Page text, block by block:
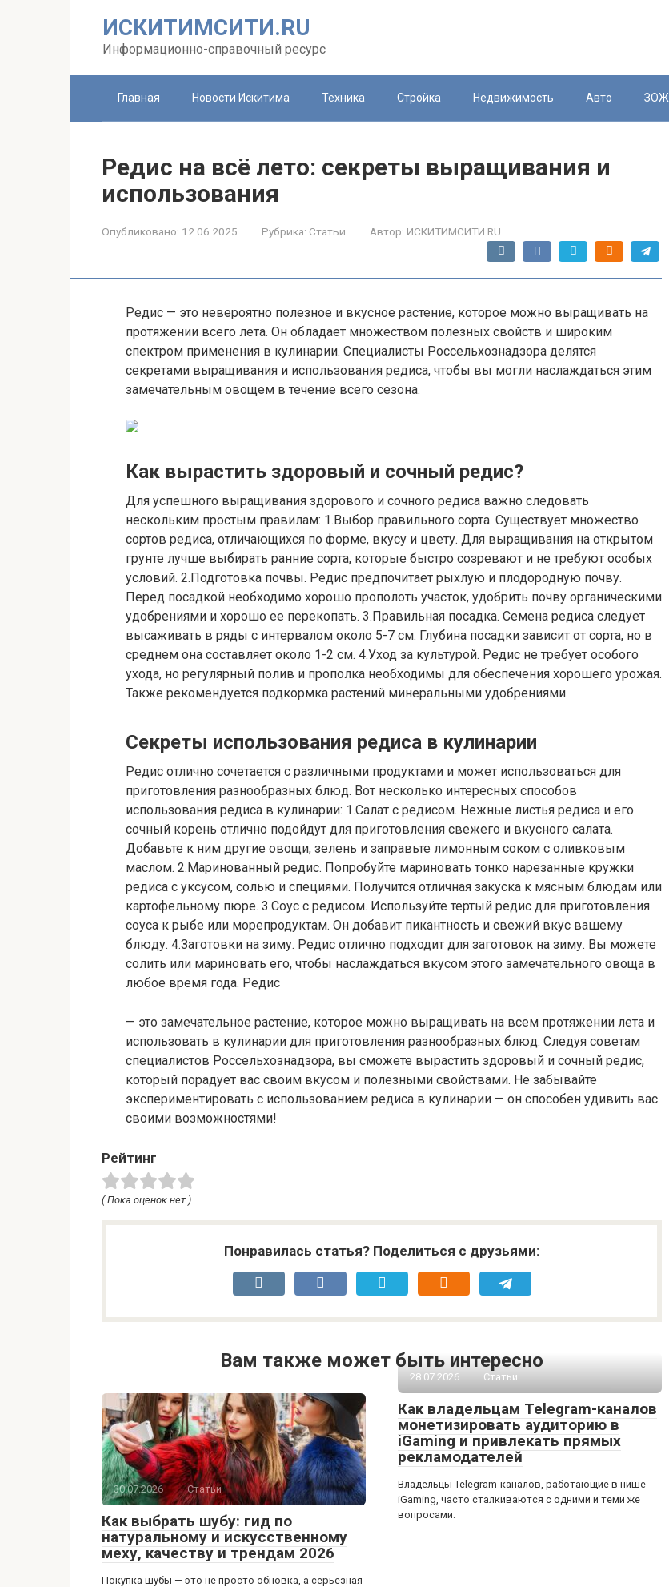
ИСКИТИМСИТИ.RU
Информационно-справочный ресурс
Главная Новости Искитима Техника Стройка Недвижимость Авто ЗОЖ
Редис на всё лето: секреты выращивания и
использования
Опубликовано: 12.06.2025 Рубрика: Статьи Автор: ИСКИТИМСИТИ.RU
Редис — это невероятно полезное и вкусное растение, которое можно выращивать на
протяжении всего лета. Он обладает множеством полезных свойств и широким
спектром применения в кулинарии. Специалисты Россельхознадзора делятся
секретами выращивания и использования редиса, чтобы вы могли наслаждаться этим
замечательным овощем в течение всего сезона.
Как вырастить здоровый и сочный редис?
Для успешного выращивания здорового и сочного редиса важно следовать
нескольким простым правилам: 1.Выбор правильного сорта. Существует множество
сортов редиса, отличающихся по форме, вкусу и цвету. Для выращивания на открытом
грунте лучше выбирать ранние сорта, которые быстро созревают и не требуют особых
условий. 2.Подготовка почвы. Редис предпочитает рыхлую и плодородную почву.
Перед посадкой необходимо хорошо прополоть участок, удобрить почву органическими
удобрениями и хорошо ее перекопать. 3.Правильная посадка. Семена редиса следует
высаживать в ряды с интервалом около 5-7 см. Глубина посадки зависит от сорта, но в
среднем она составляет около 1-2 см. 4.Уход за культурой. Редис не требует особого
ухода, но регулярный полив и прополка необходимы для обеспечения хорошего урожая.
Также рекомендуется подкормка растений минеральными удобрениями.
Секреты использования редиса в кулинарии
Редис отлично сочетается с различными продуктами и может использоваться для
приготовления разнообразных блюд. Вот несколько интересных способов
использования редиса в кулинарии: 1.Салат с редисом. Нежные листья редиса и его
сочный корень отлично подойдут для приготовления свежего и вкусного салата.
Добавьте к ним другие овощи, зелень и заправьте лимонным соком с оливковым
маслом. 2.Маринованный редис. Попробуйте мариновать тонко нарезанные кружки
редиса с уксусом, солью и специями. Получится отличная закуска к мясным блюдам или
картофельному пюре. 3.Соус с редисом. Используйте тертый редис для приготовления
соуса к рыбе или морепродуктам. Он добавит пикантность и свежий вкус вашему
блюду. 4.Заготовки на зиму. Редис отлично подходит для заготовок на зиму. Вы можете
солить или мариновать его, чтобы наслаждаться вкусом этого замечательного овоща в
любое время года. Редис
— это замечательное растение, которое можно выращивать на всем протяжении лета и
использовать в кулинарии для приготовления разнообразных блюд. Следуя советам
специалистов Россельхознадзора, вы сможете вырастить здоровый и сочный редис,
который порадует вас своим вкусом и полезными свойствами. Не забывайте
экспериментировать с использованием редиса в кулинарии — он способен удивить вас
своими возможностями!
Рейтинг
( Пока оценок нет )
Понравилась статья? Поделиться с друзьями:
Вам также может быть интересно
30.07.2026 Статьи
Как выбрать шубу: гид по
натуральному и искусственному
меху, качеству и трендам 2026
Покупка шубы — это не просто обновка, а серьёзная
28.07.2026 Статьи
Как владельцам Telegram-каналов
монетизировать аудиторию в
iGaming и привлекать прямых
рекламодателей
Владельцы Telegram-каналов, работающие в нише
iGaming, часто сталкиваются с одними и теми же
вопросами: